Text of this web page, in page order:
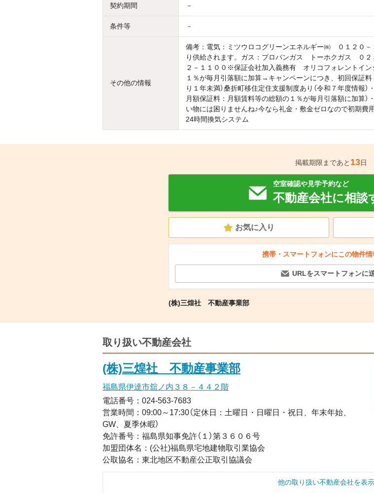
契約期間 －
条件等 －
その他の情報
備考：電気：ミツウロコグリーンエネルギー㈱ ０１２０
り供給されます。ガス：プロパンガス トーホクガス ０
２－１１００※保証会社加入義務有 オリコフォレントイ
１％が毎月引落額に加算→キャンペーンにつき、初回保証
り１年未満）桑折町移住定住支援制度あり（令和７年度情報
月額保証料：月額賃料等の総額の１％が毎月引落額に加算
い物には困りませんね♪今なら礼金・敷金ゼロなので初期費
24時間換気システム
掲載期限まであと 13日
空室確認や見学予約など
不動産会社に相談
お気に入り
携帯・スマートフォンにこの物件情
URLをスマートフォンに
(株)三煌社 不動産事業部
取り扱い不動産会社
(株)三煌社 不動産事業部
福島県伊達市舘ノ内３８－４４２階
電話番号：024-563-7683
営業時間：09:00～17:30（定休日：土曜日・日曜日・祝日、年末年始、
GW、夏季休暇）
免許番号：福島県知事免許（１）第３６０６号
加盟団体名：(公社)福島県宅地建物取引業協会
公取協名：東北地区不動産公正取引協議会
他の取り扱い不動産会社を表示